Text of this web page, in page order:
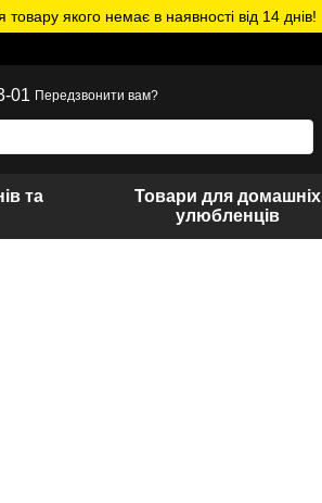
якого немає в наявності від 14 днів!
01 Передзвонити вам?
та
Товари для домашніх
улюбленців